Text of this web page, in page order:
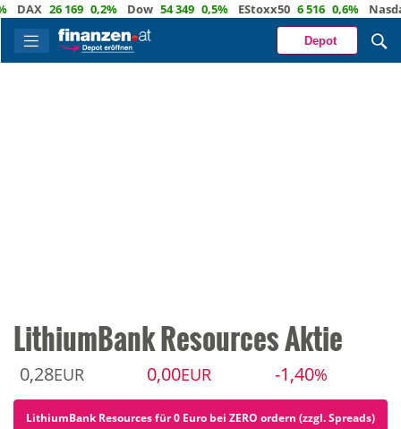
26 169 0,2% Dow 54 349 0,5% EStoxx50 6 516 0,6% Nasdaq
Depot
LithiumBank Resources Aktie
0,28EUR 0,00EUR -1,40%
LithiumBank Resources für 0 Euro bei ZERO ordern (zzgl. Spreads)